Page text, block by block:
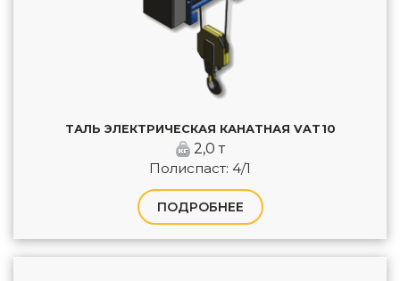
ТАЛЬ ЭЛЕКТРИЧЕСКАЯ КАНАТНАЯ VAT10
2,0 т
Полиспаст: 4/1
ПОДРОБНЕЕ